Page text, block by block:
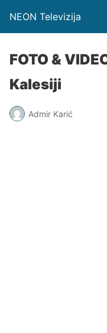
NEON Televizija
FOTO &
Kalesiji
Admir Karić